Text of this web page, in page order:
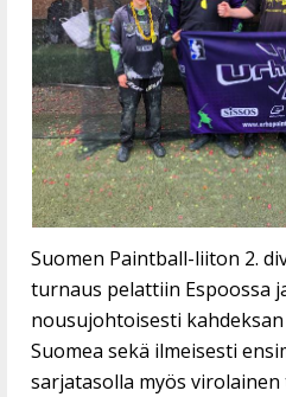
Suomen Paintball-liiton 2.
turnaus pelattiin Espoossa
nousujohtoisesti
Suomea sekä ilmeisesti
sarjatasolla myös